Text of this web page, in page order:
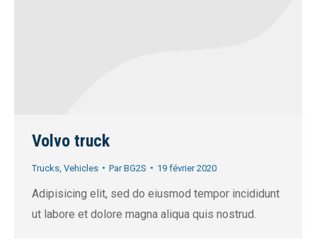
Volvo truck
Trucks Vehicles ParBG2S 19 février 2020
Adipisicing elit, sed do eiusmod tempor incididunt
ut labore et dolore magna aliqua quis nostrud.